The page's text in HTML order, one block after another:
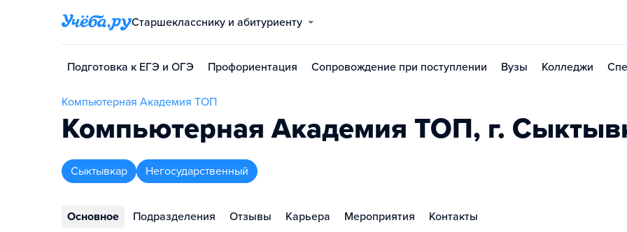
Старшекласснику и абитуриенту
Подготовка к ЕГЭ и ОГЭ Профориентация Сопровождение при поступлении Вузы Колледжи
Компьютерная Академия ТОП
Компьютерная Академия TOП, г.
Сыктывкар Негосударственный
Основное Подразделения Отзывы Карьера Мероприятия Контакты